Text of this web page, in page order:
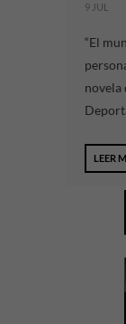
9 JUL
“El
novela
LEER